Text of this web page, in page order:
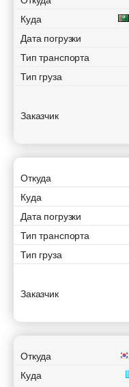
Куда
Дата погрузки
Тип транспорта
Тип груза
Заказчик
Откуда
Куда
Дата погрузки
Тип транспорта
Тип груза
Заказчик
Откуда
Куда